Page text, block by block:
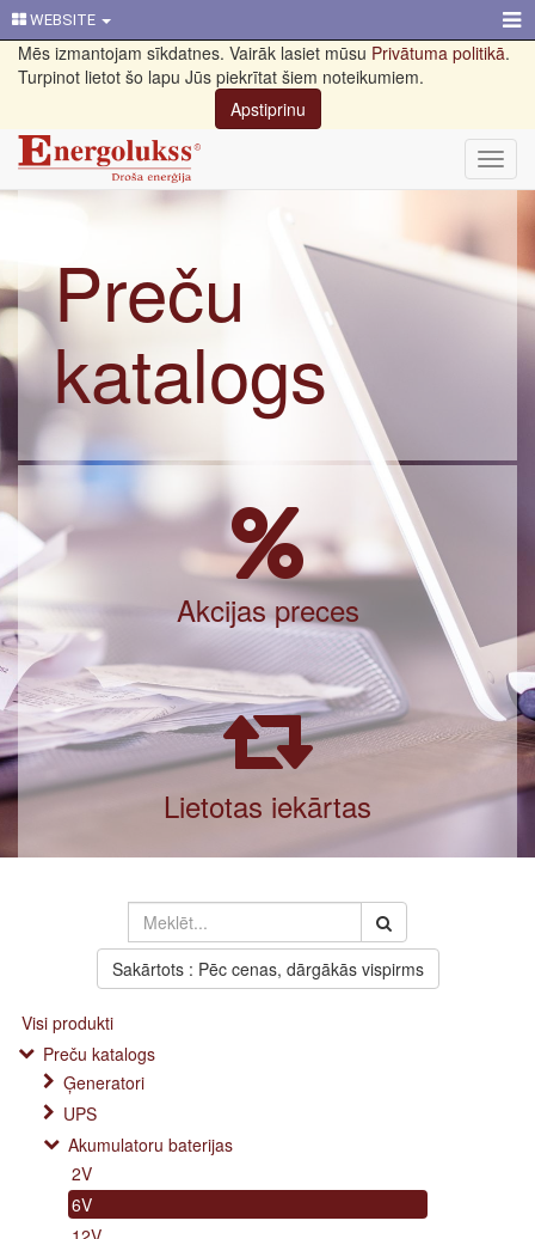
WEBSITE
Mēs izmantojam sīkdatnes. Vairāk lasiet mūsu Privātuma politikā.
Turpinot lietot šo lapu Jūs piekrītat šiem noteikumiem.
Apstiprinu
Preču
katalogs
Akcijas preces
Lietotas iekārtas
Sakārtots : Pēc cenas, dārgākās vispirms
Visi produkti
Preču katalogs
Ģeneratori
UPS
Akumulatoru baterijas
2V
6V